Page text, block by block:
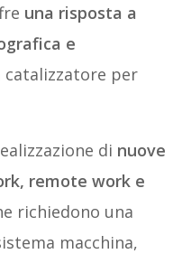
una risposta a
e
catalizzatore per
di nuove
remote work e
richiedono una
macchina,